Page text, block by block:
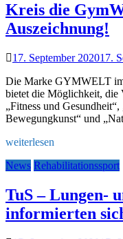
Kreis die
Auszeichnung!
17. September 202017.
Die Marke GYMWELT
bietet die Möglichkeit, die
„Fitness und
Bewegungkunst“ und
weiterlesen
News Rehabilitationssport
TuS – Lungen-
informierten